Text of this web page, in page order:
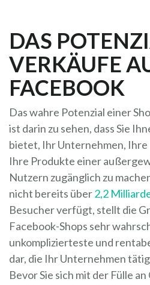
DAS
VERKÄUFE
FACEBOOK
Das wahre Potenzial einer
ist darin zu sehen, dass Sie
bietet, Ihr Unternehmen,
Ihre Produkte einer
Nutzern zugänglich zu
nicht bereits über2,2
Besucher verfügt, stellt die
Facebook-Shops sehr
unkomplizierteste und
dar, die Ihr Unternehmen
Bevor Sie sich mit der Fülle